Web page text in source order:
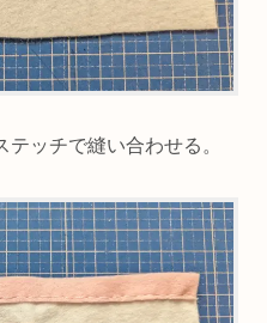
テッチで縫い合わせる。